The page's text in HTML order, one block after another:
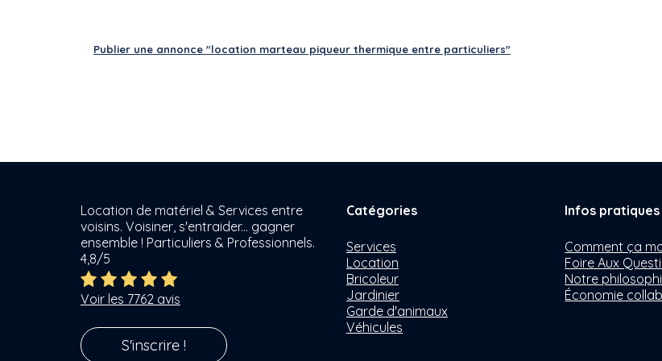
Publier une annonce "location marteau piqueur thermique entre particuliers"
Location de matériel & Services entre
voisins. Voisiner, s'entraider... gagner
ensemble ! Particuliers & Professionnels.
4,8/5
Voir les 7762 avis
S'inscrire !
Catégories
Services
Location
Bricoleur
Jardinier
Garde d'animaux
Véhicules
Infos pratiques
Comment ça
Foire Aux
Notre
Économie